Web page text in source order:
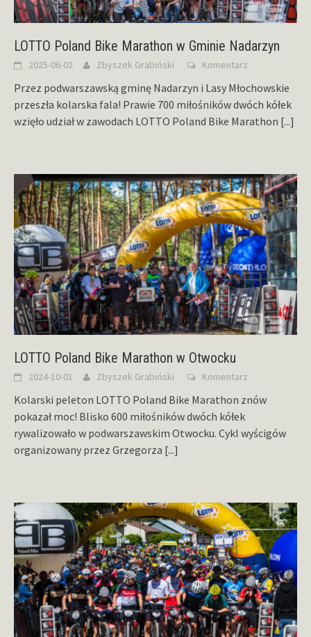
LOTTO Poland Bike Marathon w Gminie Nadarzyn
2025-06-02 Zbyszek Grabiński Komentarz
Przez podwarszawską gminę Nadarzyn i Lasy Młochowskie
przeszła kolarska fala! Prawie 700 miłośników dwóch kółek
wzięło udział w zawodach LOTTO Poland Bike Marathon [...]
LOTTO Poland Bike Marathon w Otwocku
2024-10-01 Zbyszek Grabiński Komentarz
Kolarski peleton LOTTO Poland Bike Marathon znów
pokazał moc! Blisko 600 miłośników dwóch kółek
rywalizowało w podwarszawskim Otwocku. Cykl wyścigów
organizowany przez Grzegorza [...]